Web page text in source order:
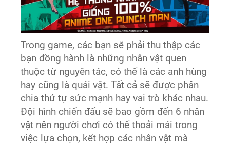
Trong game, các bạn sẽ phải thu thập các
bạn đồng hành là những nhân vật quen
thuộc từ nguyên tác, có thể là các anh hùng
hay cũng là quái vật. Tất cả sẽ được phân
chia thứ tự sức mạnh hay vai trò khác nhau.
Đội hình chiến đấu sẽ bao gồm đến 6 nhân
vật nên người chơi có thể thoải mái trong
việc lựa chọn, kết hợp các nhân vật mà